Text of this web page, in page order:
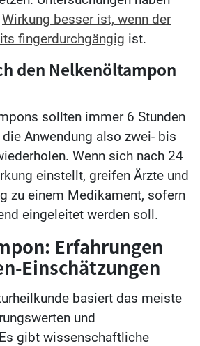
Wirkung besser ist, wenn der
fingerdurchgängig ist.
den Nelkenöltampon
sollten immer 6 Stunden
Anwendung also zwei- bis
Wenn sich nach 24
einstellt, greifen Ärzte und
zu einem Medikament, sofern
eingeleitet werden soll.
Erfahrungen
Einschätzungen
basiert das meiste
und
gibt wissenschaftliche